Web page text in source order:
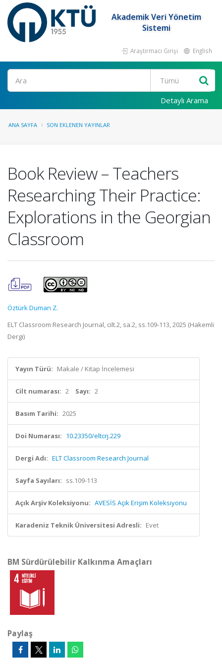
Akademik Veri Yönetim
Sistemi
Araştırmacı Girişi English
Ara
Detaylı Arama
ANA SAYFA SON EKLENEN YAYINLAR
Book Review – Teachers
Researching Their Practice:
Explorations in the Georgian
Classroom
Öztürk Duman Z.
ELT Classroom Research Journal, cilt.2, sa.2, ss.109-113, 2025 (Hakemli
Dergi)
Yayın Türü: Makale / Kitap İncelemesi
Cilt numarası: 2 Sayı: 2
Basım Tarihi: 2025
Doi Numarası: 10.23350/eltcrj.229
Dergi Adı: ELT Classroom Research Journal
Sayfa Sayıları: ss.109-113
Açık Arşiv Koleksiyonu: AVESİS Açık Erişim Koleksiyonu
Karadeniz Teknik Üniversitesi Adresli: Evet
BM Sürdürülebilir Kalkınma Amaçları
Paylaş